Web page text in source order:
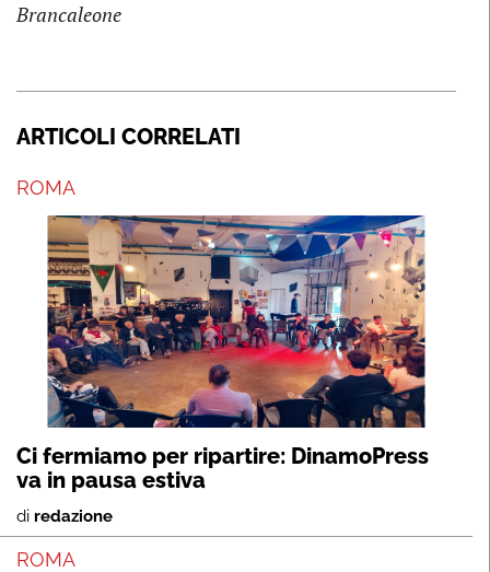
Brancaleone
ARTICOLI CORRELATI
ROMA
Ci fermiamo per ripartire: DinamoPress
va in pausa estiva
di redazione
ROMA